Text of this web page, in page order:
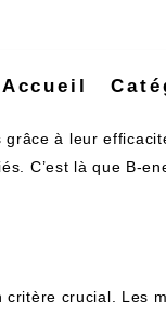
Accueil
à leur
C’est là que
crucial.